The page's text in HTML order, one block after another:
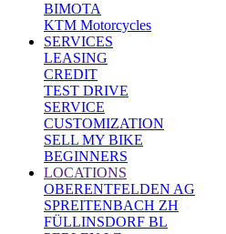
BIMOTA
KTM Motorcycles
SERVICES
LEASING
CREDIT
TEST DRIVE
SERVICE
CUSTOMIZATION
SELL MY BIKE
BEGINNERS
LOCATIONS
OBERENTFELDEN AG
SPREITENBACH ZH
FÜLLINSDORF BL